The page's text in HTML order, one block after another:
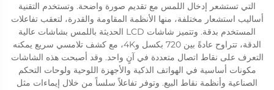
التي تستشعر إدخال اللمس مع تقديم صورة واضحة. وتستخدم التقنية
أساليب استشعار مختلفة، منها الأنظمة المقاومة والقدرة، لتعقب تفاعلات
المستخدم بدقة. وتتميز شاشات LCD الحديثة باللمس بشاشات عالية
الدقة، تتراوح عادةً بين 720 بكسل و4K، مع كشف تلامسي سريع يمكنه
التعرف على نقاط اتصال متعددة في آنٍ واحد. وقد أصبحت هذه الشاشات
مكونات أساسية في الهواتف الذكية والأجهزة اللوحية ولوحات التحكم
الصناعية وأنظمة نقاط البيع. وتوفر تفاعلاً سلساً من خلال إيماءات مثل